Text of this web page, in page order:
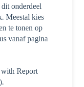
onderdeel
Meestal kies
te tonen op
vanaf pagina
Report